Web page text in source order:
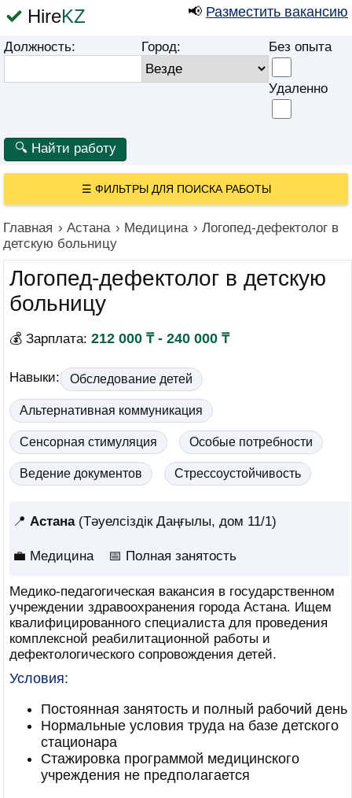
HireKZ 📢 Разместить вакансию
Должность: Город: Без опыта
Удаленно
☰ ФИЛЬТРЫ ДЛЯ ПОИСКА РАБОТЫ
Главная › Астана › Медицина › Логопед-дефектолог в
детскую больницу
Логопед-дефектолог в детскую
больницу
💰 Зарплата: 212 000 ₸ - 240 000 ₸
Навыки: Обследование детей
Альтернативная коммуникация
Сенсорная стимуляция Особые потребности
Ведение документов Стрессоустойчивость
📍 Астана(Тәуелсіздік Даңғылы, дом 11/1)
💼 Медицина 📅 Полная занятость
Медико-педагогическая вакансия в государственном
учреждении здравоохранения города Астана. Ищем
квалифицированного специалиста для проведения
комплексной реабилитационной работы и
дефектологического сопровождения детей.
Условия:
Постоянная занятость и полный рабочий день
Нормальные условия труда на базе детского
стационара
Стажировка программой медицинского
учреждения не предполагается